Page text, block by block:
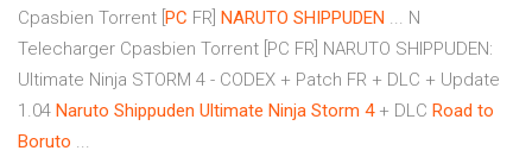
Cpasbien Torrent [ PC FR] NARUTO SHIPPUDEN ... N
Telecharger Cpasbien Torrent [PC FR] NARUTO SHIPPUDEN:
Ultimate Ninja STORM 4 - CODEX + Patch FR + DLC + Update
1.04 Naruto Shippuden Ultimate Ninja Storm 4+ DLC Road to
Boruto ...